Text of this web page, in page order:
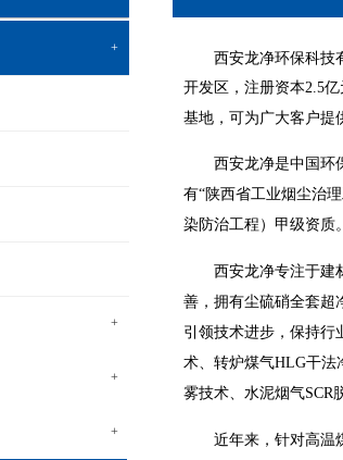
+
+
+
+
西安龙净环保科技
开发区，注册资本2.5
基地，可为广大客户提
西安龙净是中国环
有“陕西省工业烟尘治
染防治工程）甲级资质。
西安龙净专注于建
善，拥有尘硫硝全套超
引领技术进步，保持行
术、转炉煤气HLG干法
雾技术、水泥烟气SCR
近年来，针对高温